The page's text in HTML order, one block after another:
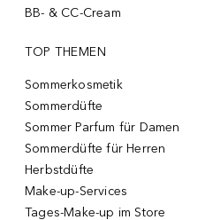
BB- & CC-Cream
TOP THEMEN
Sommerkosmetik
Sommerdüfte
Sommer Parfum für Damen
Sommerdüfte für Herren
Herbstdüfte
Make-up-Services
Tages-Make-up im Store